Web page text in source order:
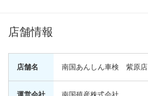
店舗情報
店舗名 南国あんしん車検 紫原店